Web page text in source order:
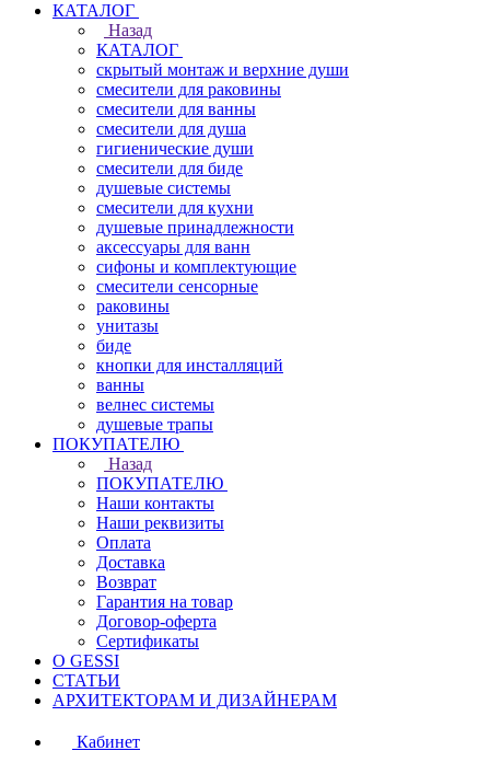
КАТАЛОГ
Назад
КАТАЛОГ
скрытый монтаж и верхние души
смесители для раковины
смесители для ванны
смесители для душа
гигиенические души
смесители для биде
душевые системы
смесители для кухни
душевые принадлежности
аксессуары для ванн
сифоны и комплектующие
смесители сенсорные
раковины
унитазы
биде
кнопки для инсталляций
ванны
велнес системы
душевые трапы
ПОКУПАТЕЛЮ
Назад
ПОКУПАТЕЛЮ
Наши контакты
Наши реквизиты
Оплата
Доставка
Возврат
Гарантия на товар
Договор-оферта
Сертификаты
О GESSI
СТАТЬИ
АРХИТЕКТОРАМ И ДИЗАЙНЕРАМ
Кабинет